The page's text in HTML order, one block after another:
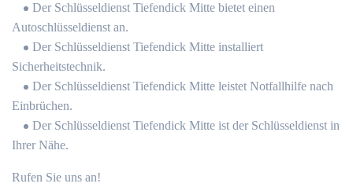
Der Schlüsseldienst Tiefendick Mitte bietet einen
Autoschlüsseldienst an.
Der Schlüsseldienst Tiefendick Mitte installiert
Sicherheitstechnik.
Der Schlüsseldienst Tiefendick Mitte leistet Notfallhilfe nach
Einbrüchen.
Der Schlüsseldienst Tiefendick Mitte ist der Schlüsseldienst in
Ihrer Nähe.
Rufen Sie uns an!